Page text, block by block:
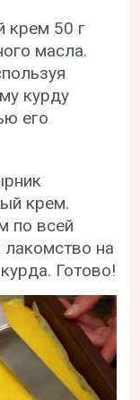
крем 50 г
масла.
курду
его
крем.
по всей
на
Готово!